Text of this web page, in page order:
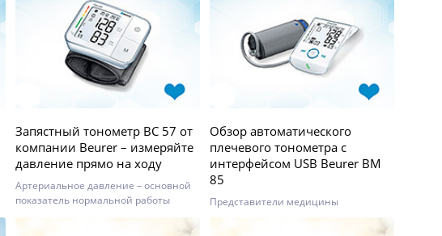
Запястный тонометр ВС 57 от
компании Beurer – измеряйте
давление прямо на ходу
Артериальное давление – основной
показатель нормальной работы
сердечно сосудистой системы. Для
Обзор автоматического
плечевого тонометра с
интерфейсом USB Beurer BM
85
Представители медицины
рекомендуют плечевые тонометры,